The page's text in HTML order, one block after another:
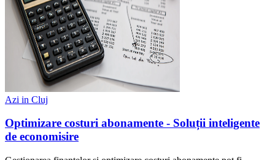
Azi in Cluj
Optimizare costuri abonamente - Soluții inteligente
de economisire